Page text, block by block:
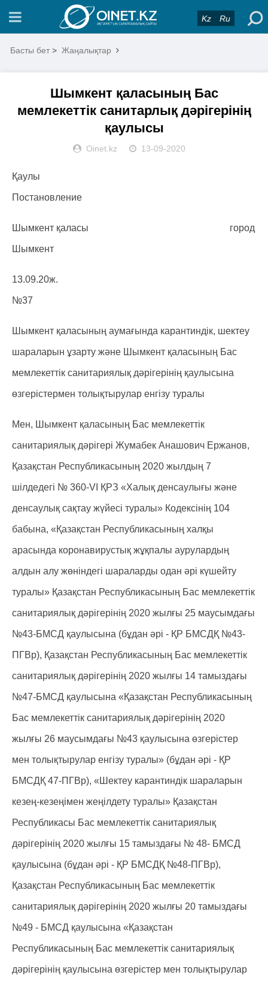
Kz Ru
Басты бет > Жаңалықтар
Шымкент қаласының Бас
мемлекеттік санитарлық дәрігерінің
қаулысы
Oinet.kz 13-09-2020
Қаулы
Постановление
Шымкент қаласы город
Шымкент
13.09.20ж.
№37
Шымкент қаласының аумағында карантиндік, шектеу
шараларын ұзарту және Шымкент қаласының Бас
мемлекеттік санитариялық дәрігерінің қаулысына
өзгерістермен толықтырулар енгізу туралы
Мен, Шымкент қаласының Бас мемлекеттік
санитариялық дәрігері Жумабек Анашович Ержанов,
Қазақстан Республикасының 2020 жылдың 7
шілдедегі № 360-VI ҚРЗ «Халық денсаулығы және
денсаулық сақтау жүйесі туралы» Кодексінің 104
бабына, «Қазақстан Республикасының халқы
арасында коронавирустық жұқпалы аурулардың
алдын алу жөніндегі шараларды одан әрі күшейту
туралы» Қазақстан Республикасының Бас мемлекеттік
санитариялық дәрігерінің 2020 жылғы 25 маусымдағы
№43-БМСД қаулысына (бұдан әрі - ҚР БМСДҚ №43-
ПГВр), Қазақстан Республикасының Бас мемлекеттік
санитариялық дәрігерінің 2020 жылғы 14 тамыздағы
№47-БМСД қаулысына «Қазақстан Республикасының
Бас мемлекеттік санитариялық дәрігерінің 2020
жылғы 26 маусымдағы №43 қаулысына өзгерістер
мен толықтырулар енгізу туралы» (бұдан әрі - ҚР
БМСДҚ 47-ПГВр), «Шектеу карантиндік шараларын
кезең-кезеңімен жеңілдету туралы» Қазақстан
Республикасы Бас мемлекеттік санитариялық
дәрігерінің 2020 жылғы 15 тамыздағы № 48- БМСД
қаулысына (бұдан әрі - ҚР БМСДҚ №48-ПГВр),
Қазақстан Республикасының Бас мемлекеттік
санитариялық дәрігерінің 2020 жылғы 20 тамыздағы
№49 - БМСД қаулысына «Қазақстан
Республикасының Бас мемлекеттік санитариялық
дәрігерінің қаулысына өзгерістер мен толықтырулар